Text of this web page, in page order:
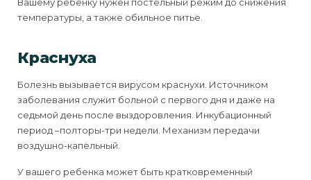
температуры, а также обильное питье.
Краснуха
Болезнь вызывается вирусом краснухи. Источником
заболевания служит больной с первого дня и даже на
седьмой день после выздоровления. Инкубационный
период –полторы-три недели. Механизм передачи
воздушно-капельный.
У вашего ребенка может быть кратковременный